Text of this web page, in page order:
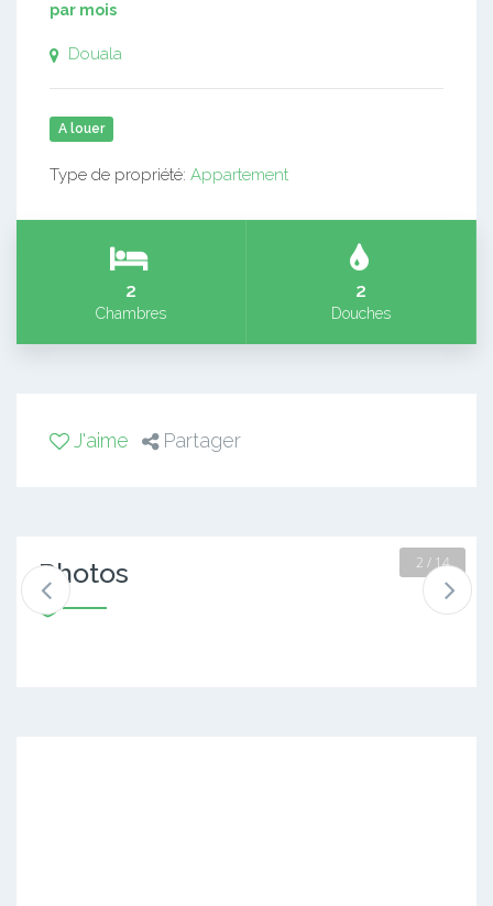
par mois
Douala
A louer
Type de propriété: Appartement
2
Chambres
2
Douches
J'aime Partager
Photos 2 / 14